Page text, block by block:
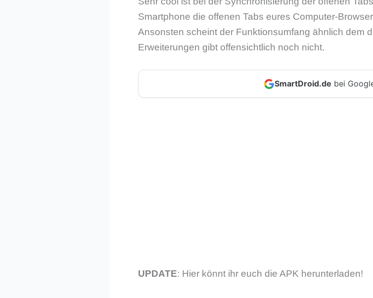
Smartphone die offenen Tabs eures Computer-
Ansonsten scheint der Funktionsumfang ähnlich dem
Erweiterungen gibt offensichtlich noch nicht.
SmartDroid.de bei
UPDATE: Hier könnt ihr euch die APK herunterladen!